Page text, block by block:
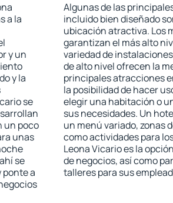
a la
y un
y la
se
un poco
unas
se
ponte a
Algunas de las
incluido bien diseñado
ubicación atractiva. Los
garantizan el más alto
variedad de
de alto nivel ofrecen la
principales atracciones
la posibilidad de hacer
elegir una habitación o
sus necesidades. Un
un menú variado, zonas
como actividades para
Leona Vicario es la
de negocios, así como
talleres para sus